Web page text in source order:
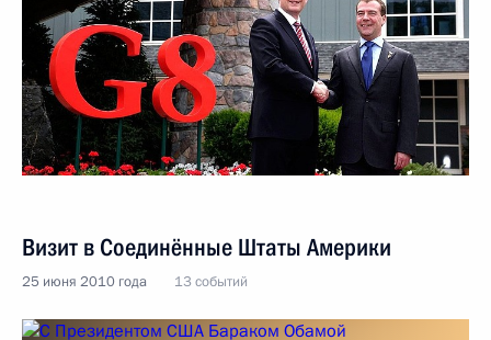
Визит в Соединённые Штаты Америки
25 июня 2010 года 13 событий